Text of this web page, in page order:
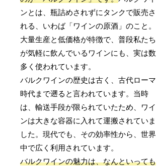
ンとは、瓶詰めされずにタンクで販売さ
れる、いわば「ワインの原酒」のこと。
大量生産と低価格が特徴で、普段私たち
が気軽に飲んでいるワインにも、実は数
多く使われています。
バルクワインの歴史は古く、古代ローマ
時代まで遡ると言われています。当時
は、輸送手段が限られていたため、ワイ
ンは大きな容器に入れて運搬されていま
した。現代でも、その効率性から、世界
中で広く利用されています。
バルクワインの魅力は、なんといっても